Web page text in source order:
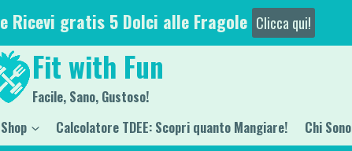
Ricevi gratis 5 Dolci alle Fragole Clicca qui!
Fit with Fun
Facile, Sano, Gustoso!
Shop Calcolatore TDEE: Scopri quanto Mangiare! Chi Sono